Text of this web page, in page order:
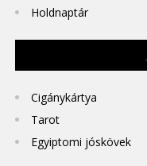
Holdnaptár
Cigánykártya
Tarot
Egyiptomi jóskövek